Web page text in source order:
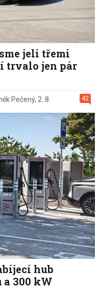
jeli třemi
trvalo jen pár
42
Pečený, 2. 8.
hub
a 300 kW